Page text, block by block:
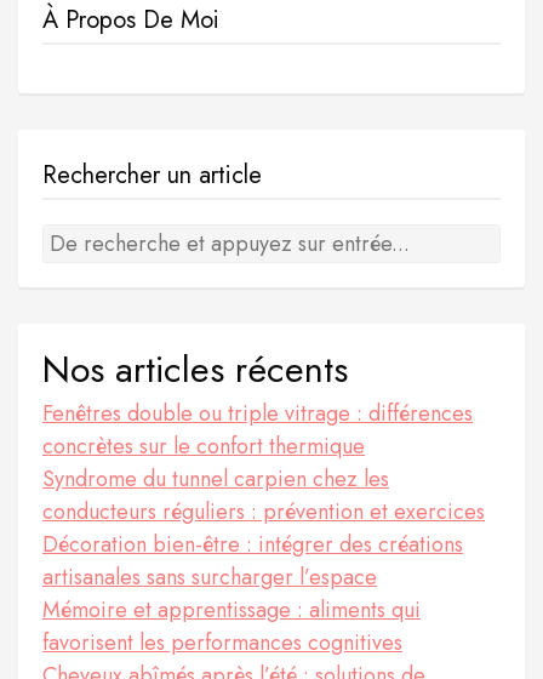
À Propos De Moi
Rechercher un article
Nos articles récents
Fenêtres double ou triple vitrage : différences
concrètes sur le confort thermique
Syndrome du tunnel carpien chez les
conducteurs réguliers : prévention et exercices
Décoration bien-être : intégrer des créations
artisanales sans surcharger l’espace
Mémoire et apprentissage : aliments qui
favorisent les performances cognitives